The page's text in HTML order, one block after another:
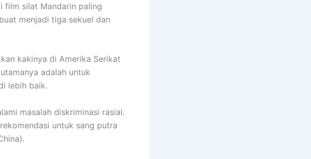
film silat Mandarin paling
menjadi tiga sekuel dan
kakinya di Amerika Serikat
adalah untuk
lebih baik.
masalah diskriminasi rasial.
untuk sang putra